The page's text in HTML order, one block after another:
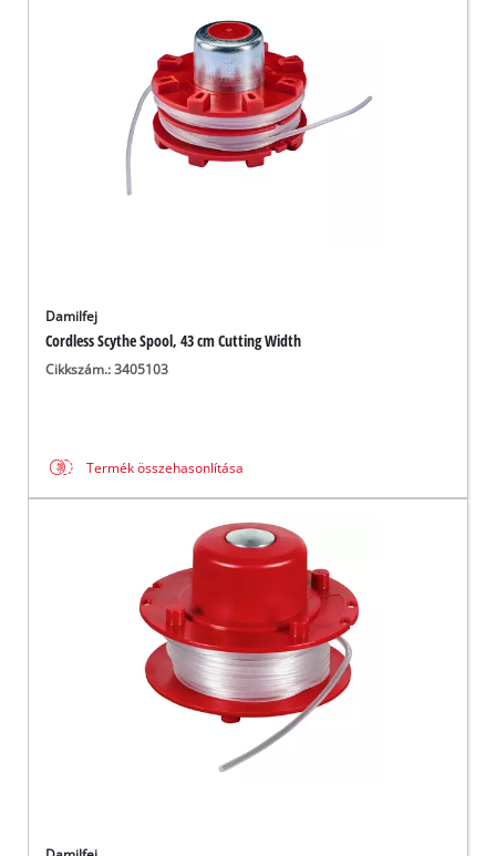
Damilfej
Cordless Scythe Spool, 43 cm Cutting Width
Cikkszám.: 3405103
Termék összehasonlítása